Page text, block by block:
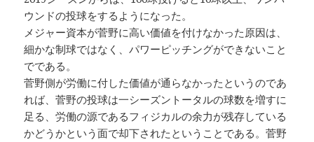
ウンドの投球をするようになった。
メジャー資本が菅野に高い価値を付けなかった原因は、
細かな制球ではなく、パワーピッチングができないこと
でである。
菅野側が労働に付した価値が通らなかったというのであ
れば、菅野の投球は一シーズントータルの球数を増すに
足る、労働の源であるフィジカルの余力が残存している
かどうかという面で却下されたということである。菅野